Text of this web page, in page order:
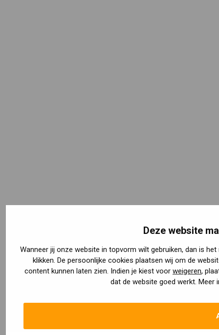
Deze website
Wanneer jij onze website in topvorm wilt gebruiken, dan is
klikken. De persoonlijke cookies plaatsen wij om de
content kunnen laten zien. Indien je kiest voor weigeren,
dat de website goed werkt.